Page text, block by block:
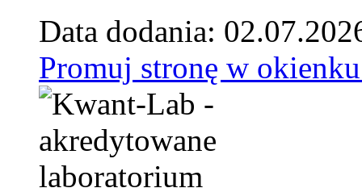
Data dodania:
Promuj stronę w